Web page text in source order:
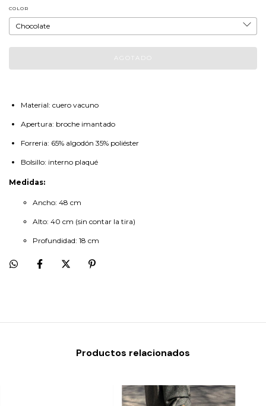
COLOR
Material: cuero vacuno
Apertura: broche imantado
Forreria: 65% algodón 35% poliéster
Bolsillo: interno plaqué
Medidas:
Ancho: 48 cm
Alto: 40 cm (sin contar la tira)
Profundidad: 18 cm
Productos relacionados